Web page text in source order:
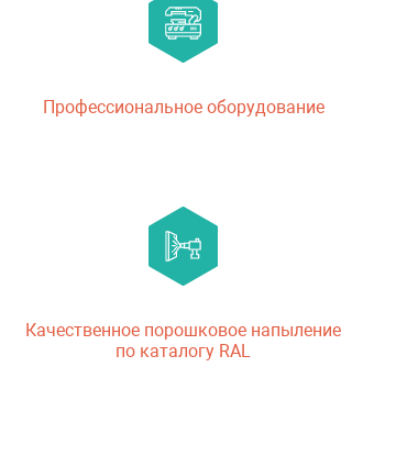
Профессиональное оборудование
Качественное порошковое напыление
по каталогу RAL